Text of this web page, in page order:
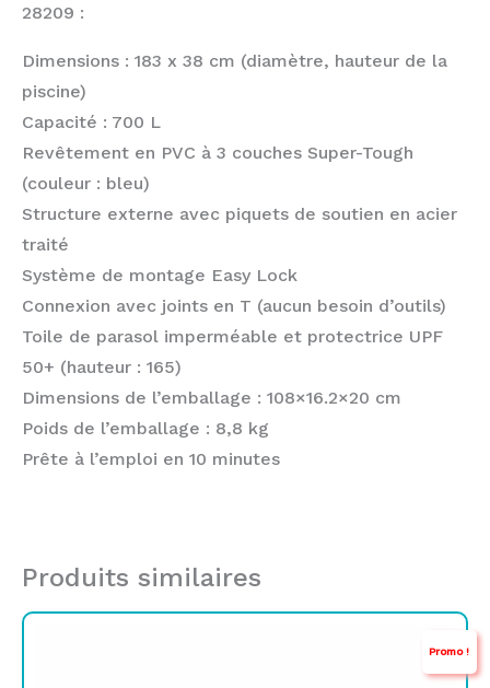
28209 :
Dimensions : 183 x 38 cm (diamètre, hauteur de la
piscine)
Capacité : 700 L
Revêtement en PVC à 3 couches Super-Tough
(couleur : bleu)
Structure externe avec piquets de soutien en acier
traité
Système de montage Easy Lock
Connexion avec joints en T (aucun besoin d’outils)
Toile de parasol imperméable et protectrice UPF
50+ (hauteur : 165)
Dimensions de l’emballage : 108×16.2×20 cm
Poids de l’emballage : 8,8 kg
Prête à l’emploi en 10 minutes
Produits similaires
Promo !